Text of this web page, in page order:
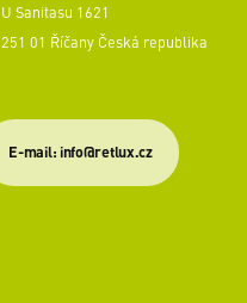
U Sanitasu 1621
251 01 Říčany Česká republika
E-mail: info@retlux.cz